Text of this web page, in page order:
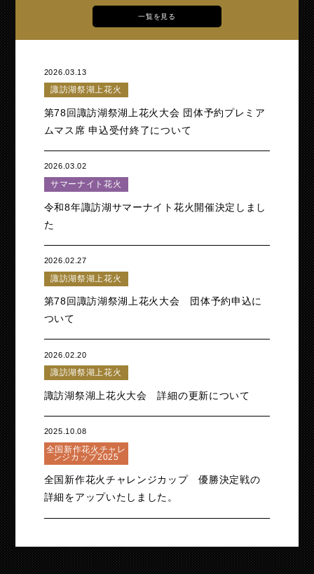
一覧を見る
2026.03.13
諏訪湖祭湖上花火
第78回諏訪湖祭湖上花火大会 団体予約プレミア
ムマス席 申込受付終了について
2026.03.02
サマーナイト花火
令和8年諏訪湖サマーナイト花火開催決定しまし
た
2026.02.27
諏訪湖祭湖上花火
第78回諏訪湖祭湖上花火大会 団体予約申込に
ついて
2026.02.20
諏訪湖祭湖上花火
諏訪湖祭湖上花火大会 詳細の更新について
2025.10.08
全国新作花火チャレ
ンジカップ2025
全国新作花火チャレンジカップ 優勝決定戦の
詳細をアップいたしました。